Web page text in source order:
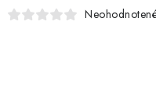
TLAČIARNE